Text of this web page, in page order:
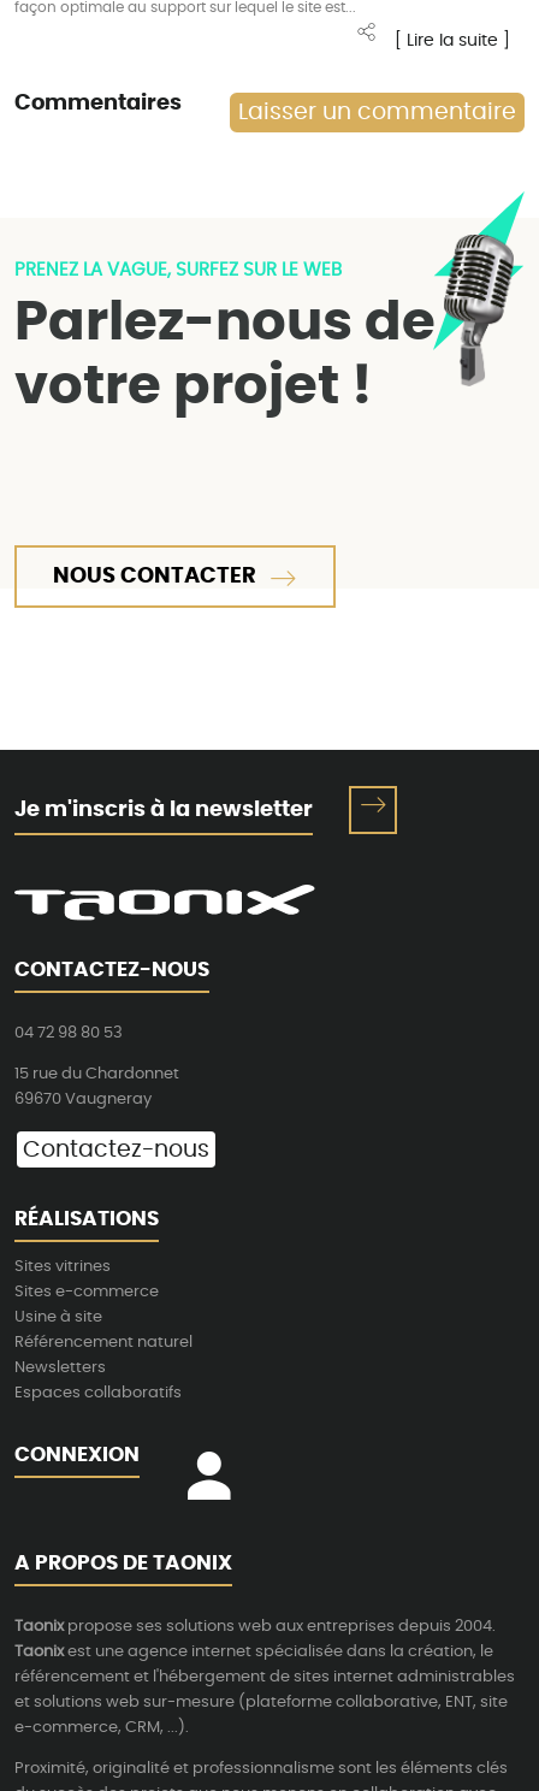
façon optimale au support sur lequel le site est...
[ Lire la suite ]
Laisser un commentaire
Commentaires
PRENEZ LA VAGUE, SURFEZ SUR LE WEB
Parlez-nous de
votre projet !
NOUS CONTACTER
Je m'inscris à la newsletter
CONTACTEZ-NOUS
04 72 98 80 53
15 rue du Chardonnet
69670 Vaugneray
Contactez-nous
RÉALISATIONS
Sites vitrines
Sites e-commerce
Usine à site
Référencement naturel
Newsletters
Espaces collaboratifs
CONNEXION
A PROPOS DE TAONIX
Taonixpropose ses solutions web aux entreprises depuis 2004.
Taonixest une agence internet spécialisée dans la création, le
référencement et l'hébergement de sites internet administrables
et solutions web sur-mesure (plateforme collaborative, ENT, site
e-commerce, CRM, ...).
Proximité, originalité et professionnalisme sont les éléments clés